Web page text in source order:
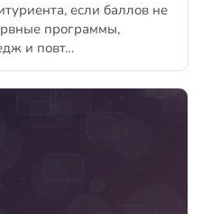
если баллов не
программы,
и повт…